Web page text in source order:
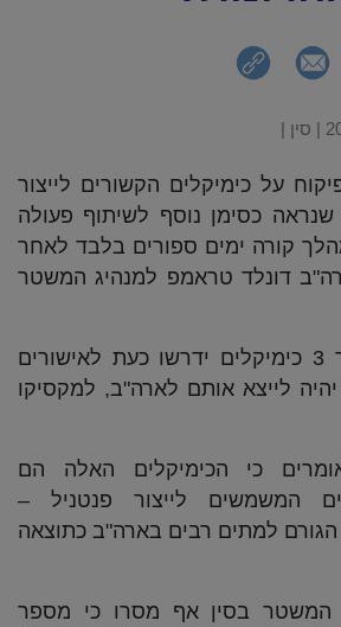
| סין
על כימיקלים הקשורים לייצור
כסימן נוסף לשיתוף פעולה
קורה ימים ספורים בלבד לאחר
דונלד טראמפ למנהיג המשטר
סין הודיעה כי עבור 3 כימיקלים ידרשו כעת לאישורים
יהיה לייצא אותם לארה"ב, למקסיקו
כי הכימיקלים האלה הם
המשמשים לייצור פנטניל –
הגורם למתים רבים בארה"ב כתוצאה
המשטר בסין אף מסרו כי מספר